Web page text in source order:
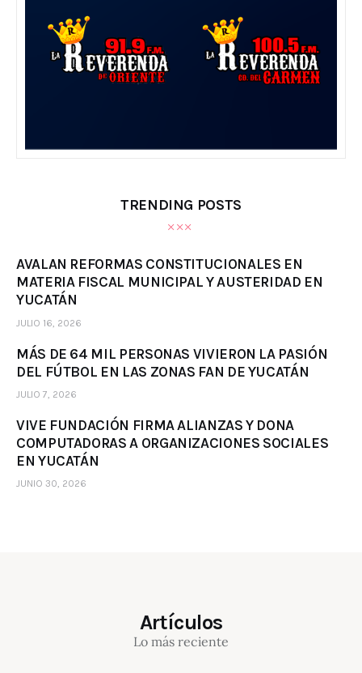
TRENDING POSTS
AVALAN REFORMAS CONSTITUCIONALES EN
MATERIA FISCAL MUNICIPAL Y AUSTERIDAD EN
YUCATÁN
JULIO 16, 2026
MÁS DE 64 MIL PERSONAS VIVIERON LA PASIÓN
DEL FÚTBOL EN LAS ZONAS FAN DE YUCATÁN
JULIO 7, 2026
VIVE FUNDACIÓN FIRMA ALIANZAS Y DONA
COMPUTADORAS A ORGANIZACIONES SOCIALES
EN YUCATÁN
JUNIO 30, 2026
Artículos
Lo más reciente